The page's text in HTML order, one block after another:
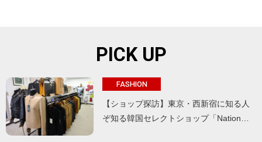
PICK UP
FASHION
【ショップ探訪】東京・西新宿に知る人
ぞ知る韓国セレクトショップ「Nation…